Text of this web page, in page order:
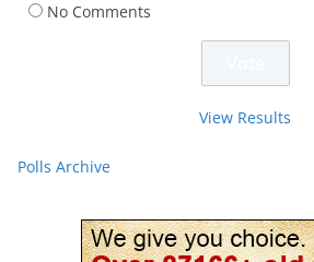
No Comments
View Results
Polls Archive